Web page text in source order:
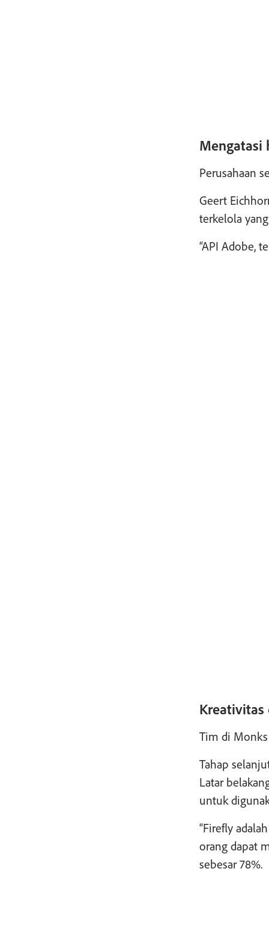
Mengatasi
Perusahaan
Geert
terkelola
“API Adobe,
Kreativitas
Tim di
Tahap
Latar
untuk
“Firefly
orang dapat
sebesar 78%.